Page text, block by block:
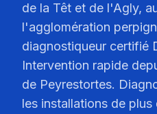
de la Têt et de l'Agly,
l'agglomération
diagnostiqueur certifié
Intervention rapide
de Peyrestortes.
les installations de